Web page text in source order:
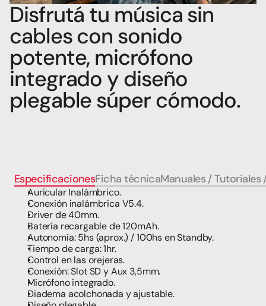
Disfrutá tu música sin
cables con sonido
potente, micrófono
integrado y diseño
plegable súper cómodo.
EspecificacionesFicha técnicaManuales / Tutoriales
Auricular Inalámbrico.
Conexión inalámbrica V5.4.
Driver de 40mm.
Batería recargable de 120mAh.
Autonomía: 5hs (aprox.) / 100hs en Standby.
Tiempo de carga: 1hr.
Control en las orejeras.
Conexión: Slot SD y Aux 3,5mm.
Micrófono integrado.
Diadema acolchonada y ajustable.